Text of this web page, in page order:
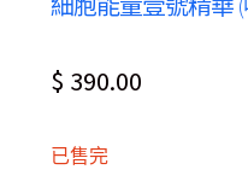
$ 390.00
已售完